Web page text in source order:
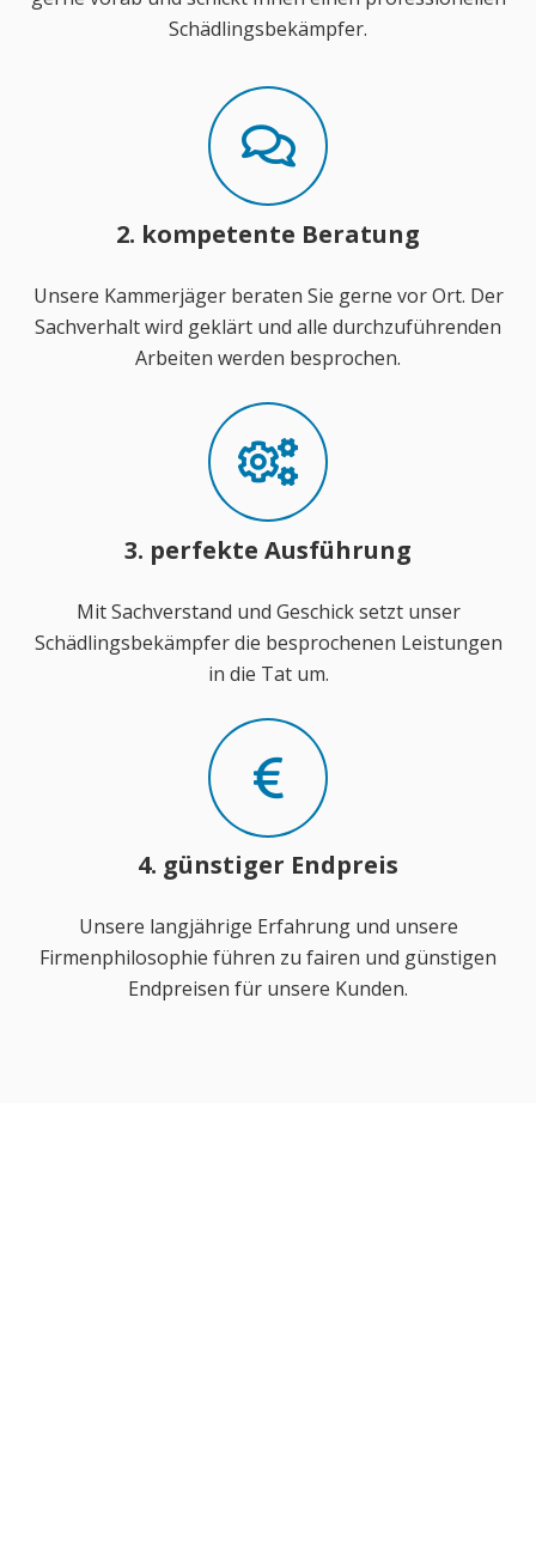
Schädlingsbekämpfer.
2. kompetente Beratung
Unsere Kammerjäger beraten Sie gerne vor Ort. Der
Sachverhalt wird geklärt und alle durchzuführenden
Arbeiten werden besprochen.
3. perfekte Ausführung
Mit Sachverstand und Geschick setzt unser
Schädlingsbekämpfer die besprochenen Leistungen
in die Tat um.
4. günstiger Endpreis
Unsere langjährige Erfahrung und unsere
Firmenphilosophie führen zu fairen und günstigen
Endpreisen für unsere Kunden.